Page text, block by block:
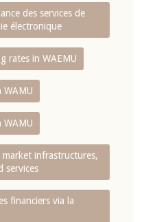
des services de
électronique
rates in WAEMU
WAMU
WAMU
market infrastructures,
services
financiers via la